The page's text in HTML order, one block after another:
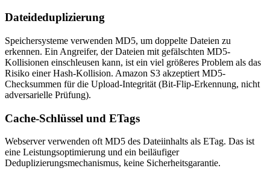
Dateideduplizierung
Speichersysteme verwenden MD5, um doppelte Dateien zu
erkennen. Ein Angreifer, der Dateien mit gefälschten MD5-
Kollisionen einschleusen kann, ist ein viel größeres Problem als das
Risiko einer Hash-Kollision. Amazon S3 akzeptiert MD5-
Checksummen für die Upload-Integrität (Bit-Flip-Erkennung, nicht
adversarielle Prüfung).
Cache-Schlüssel und ETags
Webserver verwenden oft MD5 des Dateiinhalts als ETag. Das ist
eine Leistungsoptimierung und ein beiläufiger
Deduplizierungsmechanismus, keine Sicherheitsgarantie.